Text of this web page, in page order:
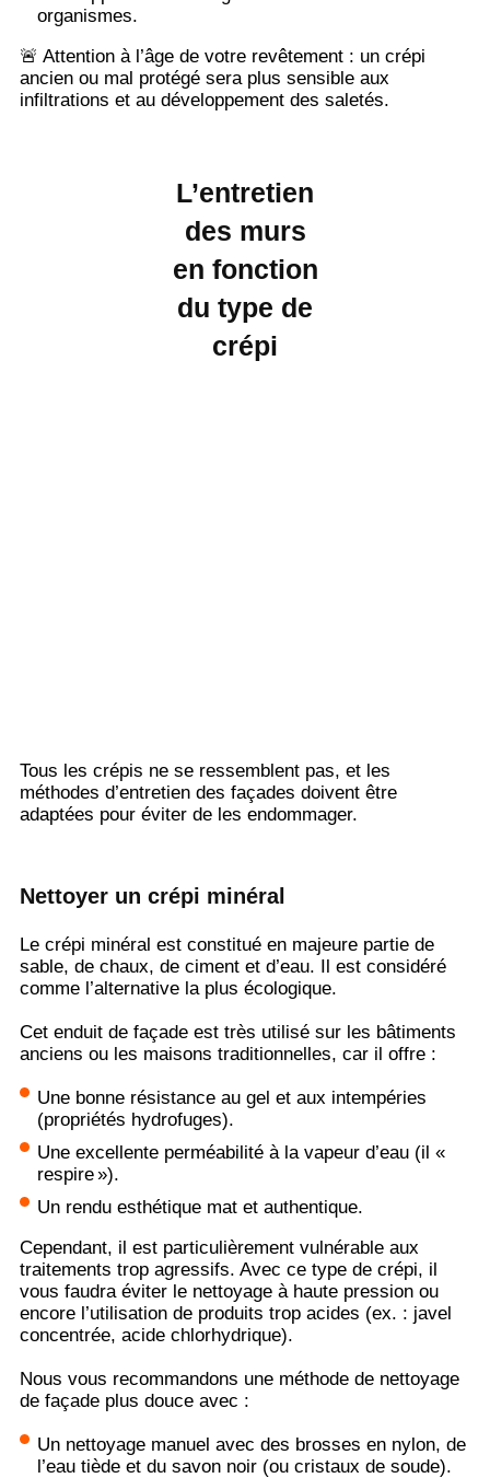
organismes.
🚨 Attention à l’âge de votre revêtement : un crépi
ancien ou mal protégé sera plus sensible aux
infiltrations et au développement des saletés.
L’entretien
des murs
en fonction
du type de
crépi
Tous les crépis ne se ressemblent pas, et les
méthodes d’entretien des façades doivent être
adaptées pour éviter de les endommager.
Nettoyer un crépi minéral
Le crépi minéral est constitué en majeure partie de
sable, de chaux, de ciment et d’eau. Il est considéré
comme l’alternative la plus écologique.
Cet enduit de façade est très utilisé sur les bâtiments
anciens ou les maisons traditionnelles, car il offre :
Une bonne résistance au gel et aux intempéries
(propriétés hydrofuges).
Une excellente perméabilité à la vapeur d’eau (il «
respire »).
Un rendu esthétique mat et authentique.
Cependant, il est particulièrement vulnérable aux
traitements trop agressifs. Avec ce type de crépi, il
vous faudra éviter le nettoyage à haute pression ou
encore l’utilisation de produits trop acides (ex. : javel
concentrée, acide chlorhydrique).
Nous vous recommandons une méthode de nettoyage
de façade plus douce avec :
Un nettoyage manuel avec des brosses en nylon, de
l’eau tiède et du savon noir (ou cristaux de soude).